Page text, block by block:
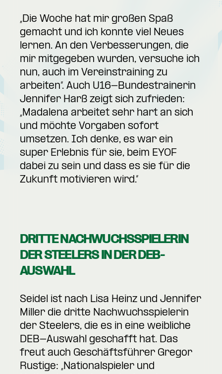
„Die Woche hat mir großen Spaß
gemacht und ich konnte viel Neues
lernen. An den Verbesserungen, die
mir mitgegeben wurden, versuche ich
nun, auch im Vereinstraining zu
arbeiten“. Auch U16-Bundestrainerin
Jennifer Harß zeigt sich zufrieden:
„Madalena arbeitet sehr hart an sich
und möchte Vorgaben sofort
umsetzen. Ich denke, es war ein
super Erlebnis für sie, beim EYOF
dabei zu sein und dass es sie für die
Zukunft motivieren wird.“
DRITTE NACHWUCHSSPIELERIN
DER STEELERS IN DER DEB-
AUSWAHL
Seidel ist nach Lisa Heinz und Jennifer
Miller die dritte Nachwuchsspielerin
der Steelers, die es in eine weibliche
DEB-Auswahl geschafft hat. Das
freut auch Geschäftsführer Gregor
Rustige: „Nationalspieler und